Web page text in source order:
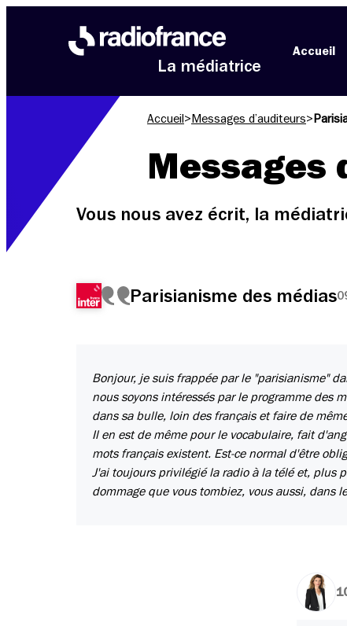
La médiatrice
Accueil
Accueil > Messages d’auditeurs>
Messages
Vous nous avez écrit, la
Parisianisme des médias
Bonjour, je suis frappée par le "parisianisme"
nous soyons intéressés par le programme des
dans sa bulle, loin des français et faire de
Il en est de même pour le vocabulaire, fait
mots français existent. Est-ce normal d'être
J'ai toujours privilégié la radio à la télé et, plus
dommage que vous tombiez, vous aussi, dans